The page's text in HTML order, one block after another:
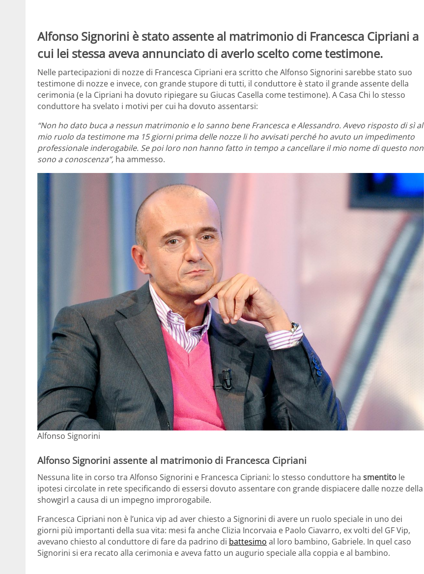
Alfonso Signorini è stato assente al matrimonio di Francesca Cipriani a
cui lei stessa aveva annunciato di averlo scelto come testimone.
Nelle partecipazioni di nozze di Francesca Cipriani era scritto che Alfonso Signorini sarebbe stato suo
testimone di nozze e invece, con grande stupore di tutti, il conduttore è stato il grandeassente della
cerimonia (e la Cipriani ha dovuto ripiegare su Giucas Casella come testimone). A Casa Chi lo stesso
conduttore ha svelato i motivi per cui ha dovuto assentarsi:
“Non ho dato buca a nessun matrimonio e lo sanno bene Francesca e Alessandro. Avevo risposto di sì al
mio ruolo da testimone ma 15 giorni prima delle nozze li ho avvisati perché ho avuto un impedimento
professionale inderogabile. Se poi loro non hanno fatto in tempo a cancellare il mio nome di questo non
sono a conoscenza”, ha ammesso.
Alfonso Signorini
Alfonso Signorini assente al matrimonio di Francesca Cipriani
Nessuna lite in corso tra Alfonso Signorini e Francesca Cipriani: lo stesso conduttore ha smentito le
ipotesi circolate in rete specificando di essersi dovuto assentare con grande dispiacere dalle nozze della
showgirl a causa di un impegno improrogabile.
Francesca Cipriani non è l’unica vip ad aver chiesto a Signorini di avere un ruolo speciale in uno dei
giorni più importanti della sua vita: mesi fa anche Clizia Incorvaia e Paolo Ciavarro, ex volti del GF Vip,
avevano chiesto al conduttore di fare da padrino di battesimo al loro bambino, Gabriele. In quel caso
Signorini si era recato alla cerimonia e aveva fatto un augurio speciale alla coppia e al bambino.